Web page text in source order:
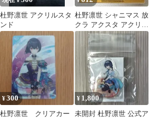
杜野凛世 アクリルスタ
ンド
杜野凛世 シャニマス 放
クラ アクスタ アクリル
スタンド
¥300
杜野凛世 クリアカー
¥ 1,800
未開封 杜野凛世 公式ア